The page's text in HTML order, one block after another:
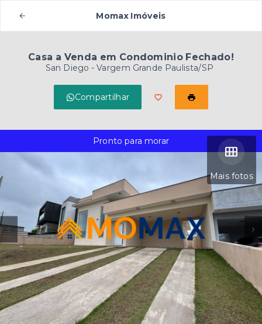
Momax Imóveis
Casa a Venda em Condominio Fechado!
San Diego - Vargem Grande Paulista/SP
Compartilhar
Mais fotos
Pronto para morar